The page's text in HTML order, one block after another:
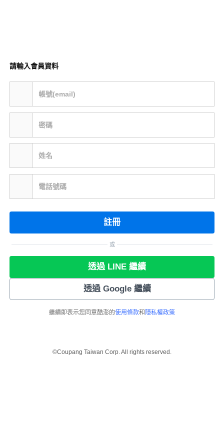
請輸入會員資料
帳號(email)
密碼
姓名
電話號碼
註冊
或
透過 LINE 繼續
透過 Google 繼續
繼續即表示您同意酷澎的使用條款和 隱私權政策
©Coupang Taiwan Corp. All rights reserved.